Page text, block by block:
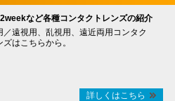
など各種コンタクトレンズの紹介
／遠視用、乱視用、遠近両用コンタク
ズはこちらから。
詳しくはこちら